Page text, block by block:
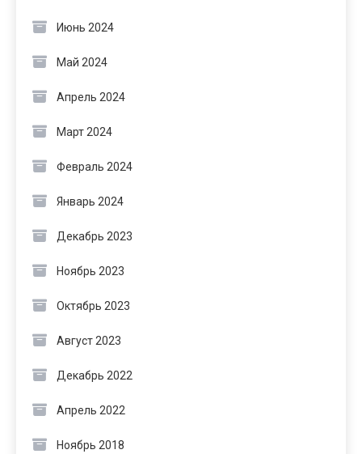
Июнь 2024
Май 2024
Апрель 2024
Март 2024
Февраль 2024
Январь 2024
Декабрь 2023
Ноябрь 2023
Октябрь 2023
Август 2023
Декабрь 2022
Апрель 2022
Ноябрь 2018